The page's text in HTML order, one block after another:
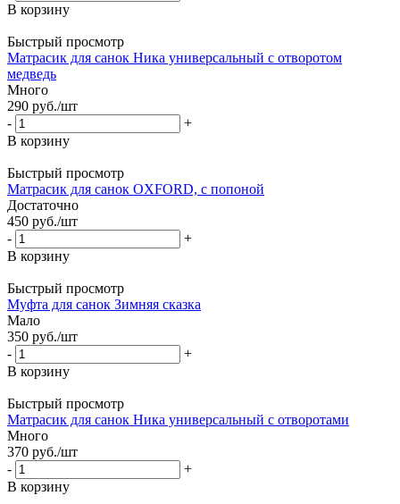
В корзину
Быстрый просмотр
Матрасик для санок Ника универсальный с отворотом
медведь
Много
290 руб./шт
-
+
В корзину
Быстрый просмотр
Матрасик для санок OXFORD, с попоной
Достаточно
450 руб./шт
-
+
В корзину
Быстрый просмотр
Муфта для санок Зимняя сказка
Мало
350 руб./шт
-
+
В корзину
Быстрый просмотр
Матрасик для санок Ника универсальный с отворотами
Много
370 руб./шт
-
+
В корзину